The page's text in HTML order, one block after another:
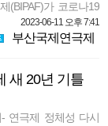
(BIPAF)가 코로나19
2023-06-11 오후 7:41
부산국제연극제
새 20년 기틀
연극제 정체성 다시